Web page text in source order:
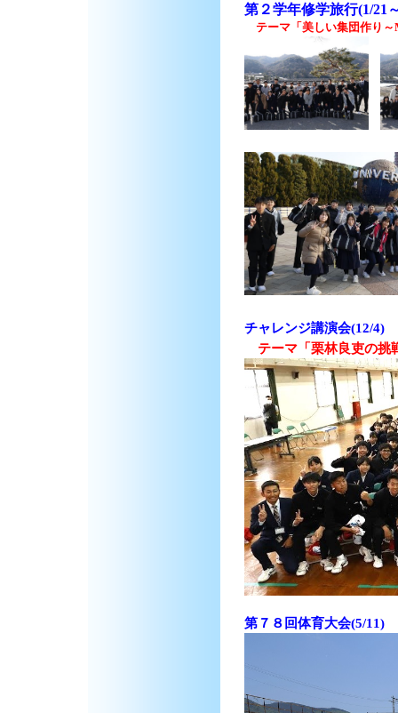
第２学年修学旅行(1/
テーマ「 美しい集団作り
チャレンジ講演会(12/
テーマ「栗林良吏の挑
第７８回体育大会(5/11)